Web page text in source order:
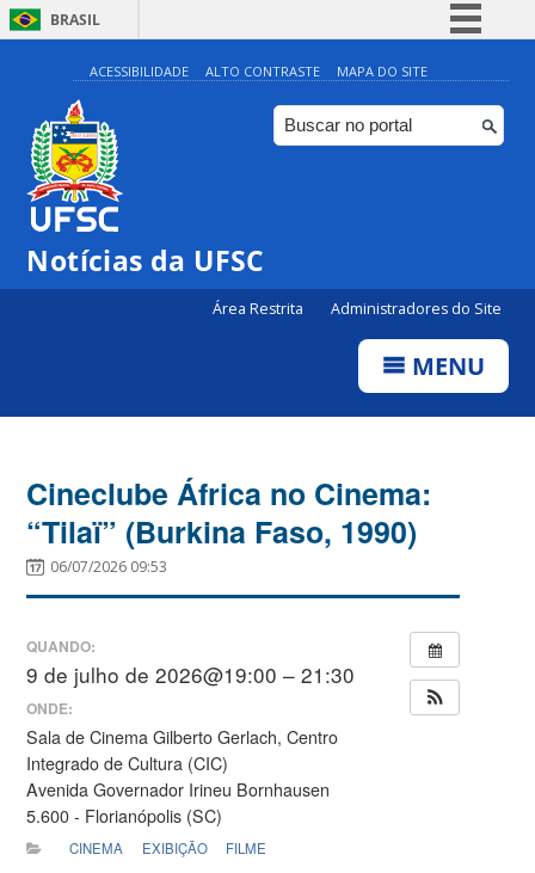
BRASIL
Simplifique!
Comunica BR
Participe
ACESSIBILIDADE ALTO CONTRASTE MAPA DO SITE
Notícias da UFSC
Área Restrita Administradores do Site
MENU
Cineclube África no Cinema:
“Tilaï” (Burkina Faso, 1990)
06/07/2026 09:53
QUANDO:
9 de julho de 2026@19:00 – 21:30
ONDE:
Sala de Cinema Gilberto Gerlach, Centro
Integrado de Cultura (CIC)
Avenida Governador Irineu Bornhausen
5.600 - Florianópolis (SC)
CINEMA EXIBIÇÃO FILME